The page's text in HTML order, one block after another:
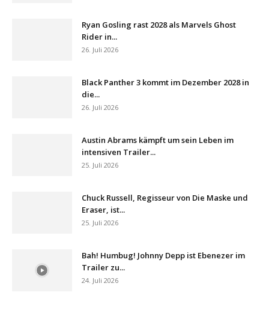
Ryan Gosling rast 2028 als Marvels Ghost
Rider in...
26. Juli 2026
Black Panther 3 kommt im Dezember 2028 in
die...
26. Juli 2026
Austin Abrams kämpft um sein Leben im
intensiven Trailer...
25. Juli 2026
Chuck Russell, Regisseur von Die Maske und
Eraser, ist...
25. Juli 2026
Bah! Humbug! Johnny Depp ist Ebenezer im
Trailer zu...
24. Juli 2026